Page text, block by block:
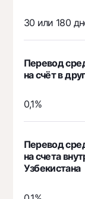
30 или 180
Перевод
на счёт в
0,1%
Перевод
на счета
Узбекистана